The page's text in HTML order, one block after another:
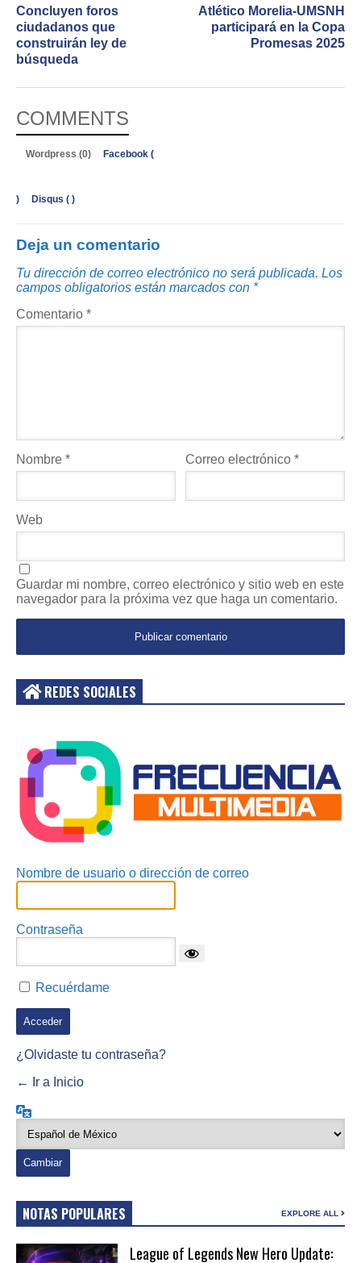
Concluyen foros
ciudadanos que
construirán ley de
búsqueda
Atlético Morelia-UMSNH
participará en la Copa
Promesas 2025
COMMENTS
Wordpress (0) Facebook (
) Disqus ( )
Deja un comentario
Tu dirección de correo electrónico no será publicada. Los
campos obligatorios están marcados con *
Comentario *
Nombre * Correo electrónico*
Web
Guardar mi nombre, correo electrónico y sitio web en este
navegador para la próxima vez que haga un comentario.
REDES SOCIALES
Nombre de usuario o dirección de correo
Contraseña
Recuérdame
¿Olvidaste tu contraseña?
← Ir a Inicio
NOTAS POPULARES EXPLORE ALL
League of Legends New Hero Update: